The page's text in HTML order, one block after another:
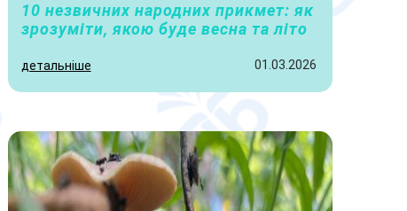
10 незвичних народних прикмет: як
зрозуміти, якою буде весна та літо
детальніше 01.03.2026